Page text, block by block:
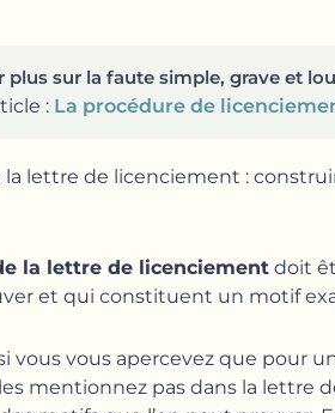
plus sur la faute simple, grave et
: La procédure de
la lettre de licenciement :
la lettre de licenciement doit
et qui constituent un motif
vous vous apercevez que pour
mentionnez pas dans la lettre